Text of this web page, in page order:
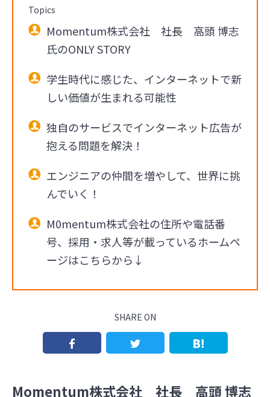
Topics
Momentum株式会社 社長 高頭 博志
氏のONLY STORY
学生時代に感じた、インターネットで新
しい価値が生まれる可能性
独自のサービスでインターネット広告が
抱える問題を解決！
エンジニアの仲間を増やして、世界に挑
んでいく！
M0mentum株式会社の住所や電話番
号、採用・求人等が載っているホームペ
ージはこちらから↓
SHARE ON
Momentum株式会社 社長 高頭 博志